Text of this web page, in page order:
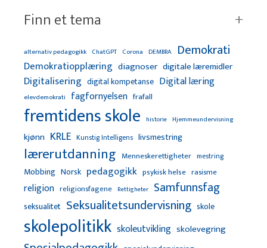
Finn et tema
alternativ pedagogikk ChatGPT Corona DEMBRA Demokrati
Demokratiopplæring diagnoser digitale læremidler
Digitalisering digital kompetanse Digital læring
elevdemokrati fagfornyelsen frafall
fremtidens skole historie Hjemmeundervisning
kjønn KRLE Kunstig Intelligens livsmestring
lærerutdanning Menneskerettigheter mestring
Mobbing Norsk pedagogikk psykisk helse rasisme
religion religionsfagene Rettigheter Samfunnsfag
seksualitet Seksualitetsundervisning skole
skolepolitikk skoleutvikling skolevegring